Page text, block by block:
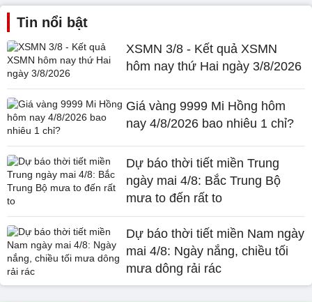
Tin nổi bật
XSMN 3/8 - Kết quả XSMN
hôm nay thứ Hai ngày 3/8/2026
Giá vàng 9999 Mi Hồng hôm
nay 4/8/2026 bao nhiêu 1 chỉ?
Dự báo thời tiết miền Trung
ngày mai 4/8: Bắc Trung Bộ
mưa to đến rất to
Dự báo thời tiết miền Nam ngày
mai 4/8: Ngày nắng, chiều tối
mưa dông rải rác